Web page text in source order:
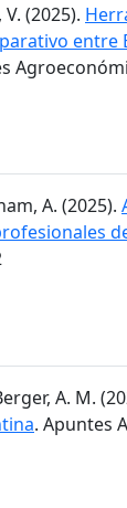
(2025).
entre
A. (2025).
A. M.
. Apuntes